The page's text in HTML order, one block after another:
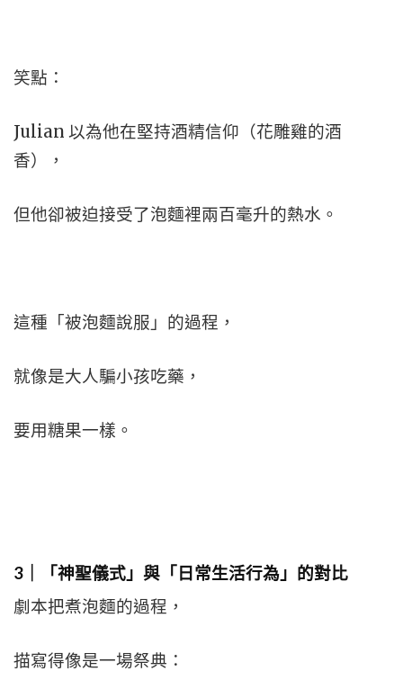
笑點：
Julian 以為他在堅持酒精信仰（花雕雞的酒
香），
但他卻被迫接受了泡麵裡兩百毫升的熱水。
這種「被泡麵說服」的過程，
就像是大人騙小孩吃藥，
要用糖果一樣。
3｜「神聖儀式」與「日常生活行為」的對比
劇本把煮泡麵的過程，
描寫得像是一場祭典：